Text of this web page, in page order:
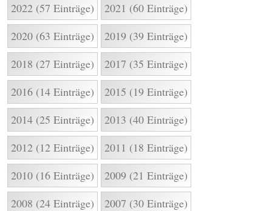
2022 (57 Einträge)
2021 (60 Einträge)
2020 (63 Einträge)
2019 (39 Einträge)
2018 (27 Einträge)
2017 (35 Einträge)
2016 (14 Einträge)
2015 (19 Einträge)
2014 (25 Einträge)
2013 (40 Einträge)
2012 (12 Einträge)
2011 (18 Einträge)
2010 (16 Einträge)
2009 (21 Einträge)
2008 (24 Einträge)
2007 (30 Einträge)